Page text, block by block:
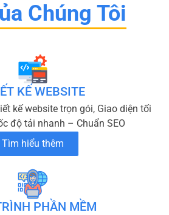
Chúng Tôi
KẾ WEBSITE
kế website trọn gói, Giao diện tối
độ tải nhanh – Chuẩn SEO
Tìm hiểu thêm
PHẦN MỀM